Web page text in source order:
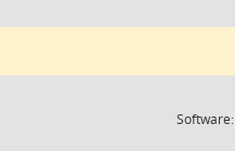
Software: